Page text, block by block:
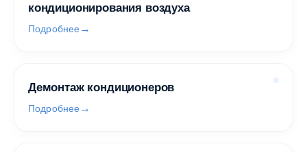
кондиционирования воздуха
Подробнее
Демонтаж кондиционеров
Подробнее